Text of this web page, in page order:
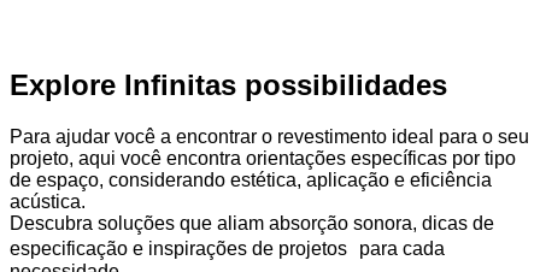
Explore Infinitas possibilidades
Para ajudar você a encontrar o revestimento ideal para o seu
projeto, aqui você encontra orientações específicas por tipo
de espaço, considerando estética, aplicação e eficiência
acústica.
Descubra soluções que aliam absorção sonora, dicas de
especificação e inspirações de projetos para cada